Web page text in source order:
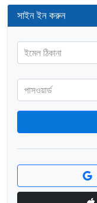
সাইন ইন করুন
ইমেল ঠিকানা
পাসওয়ার্ড